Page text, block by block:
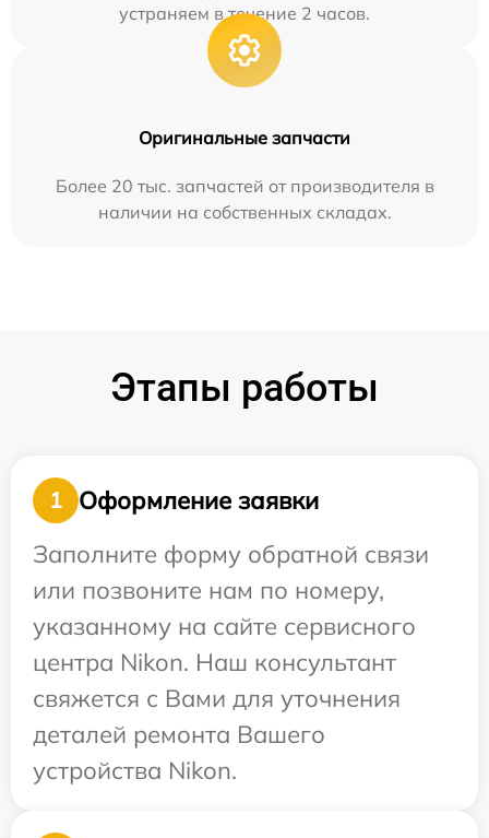
устраняем в течение 2 часов.
Оригинальные запчасти
Более 20 тыс. запчастей от производителя в
наличии на собственных складах.
Этапы работы
1
Оформление заявки
Заполните форму обратной связи
или позвоните нам по номеру,
указанному на сайте сервисного
центра Nikon. Наш консультант
свяжется с Вами для уточнения
деталей ремонта Вашего
устройства Nikon.